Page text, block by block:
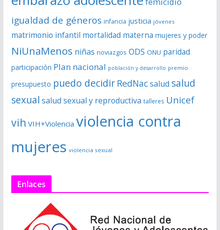
igualdad de géneros infancia justicia jóvenes
matrimonio infantil mortalidad materna mujeres y poder
NiUnaMenos niñas noviazgos ODS ONU paridad
participación Plan nacional población y desarrollo premio
presupuesto puedo decidir RedNacsalud salud
sexual salud sexual y reproductiva talleres Unicef
vih VIH+Violencia violencia contra
mujeres violencia sexual
Enlaces